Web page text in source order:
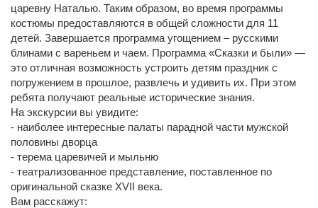
царевну Наталью. Таким образом, во время программы
костюмы предоставляются в общей сложности для 11
детей. Завершается программа угощением – русскими
блинами с вареньем и чаем. Программа «Сказки и были» —
это отличная возможность устроить детям праздник с
погружением в прошлое, развлечь и удивить их. При этом
ребята получают реальные исторические знания.
На экскурсии вы увидите:
- наиболее интересные палаты парадной части мужской
половины дворца
- терема царевичей и мыльню
- театрализованное представление, поставленное по
оригинальной сказке XVII века.
Вам расскажут: